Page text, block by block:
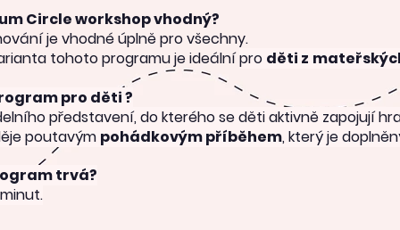
Circle workshop vhodný?
je vhodné úplně pro všechny.
tohoto programu je ideálnípro děti z
pro děti ?
představení, do kterého se děti aktivně zapojují
poutavým pohádkovým příběhem, který je
trvá?